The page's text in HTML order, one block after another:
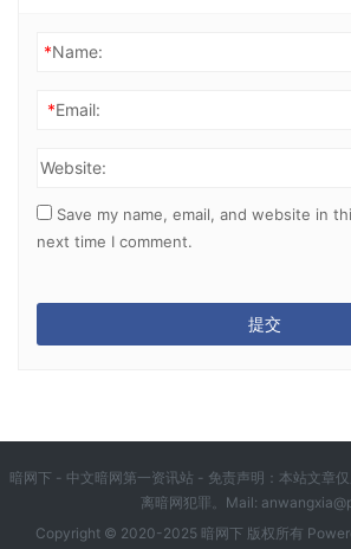
*Name:
*Email:
Website:
Save my name, email, and website in
next time I comment.
暗网下 - 中文暗网第一资讯站 - 免责声明：本站文章
离暗网犯罪。Mail:
Copyright © 2020-2025 暗网下 版权所有